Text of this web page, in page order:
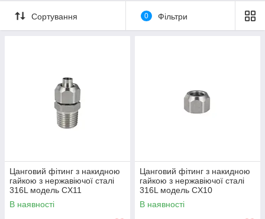
Технічний каталог
Рекомендовані трубки:
Допустимі допуски на трубки:
+/– 0,07 мм до 10 мм +/– 0,1
мм від діаметра 10 до 12 мм.
Сортування 0 Фільтри
Цанговий фітинг з накидною
гайкою з нержавіючої сталі
316L модель CX11
В наявності
Цанговий фітинг з накидною
гайкою з нержавіючої сталі
316L модель CX10
В наявності